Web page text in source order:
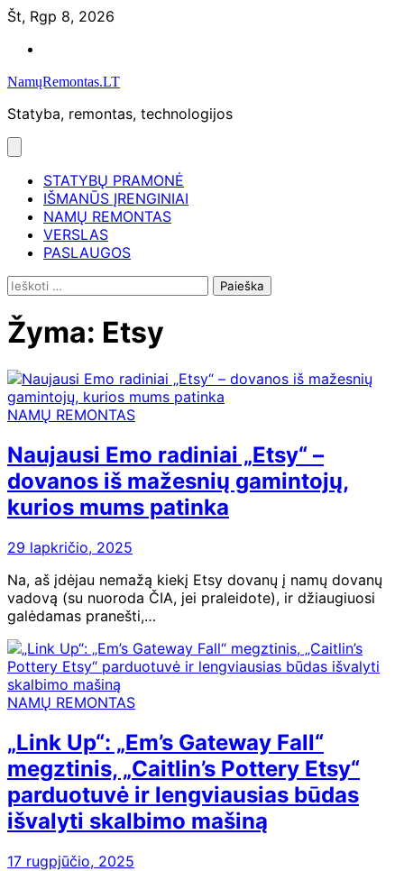
Skip
content
Št, Rgp 8, 2026
NamųRemontas.LT
Statyba, remontas, technologijos
STATYBŲ PRAMONĖ
IŠMANŪS ĮRENGINIAI
NAMŲ REMONTAS
VERSLAS
PASLAUGOS
Ieškoti:
Žyma: Etsy
NAMŲ REMONTAS
Naujausi Emo radiniai „Etsy“ –
dovanos iš mažesnių gamintojų,
kurios mums patinka
29 lapkričio, 2025
Na, aš įdėjau nemažą kiekį Etsy dovanų į namų dovanų
vadovą (su nuoroda ČIA, jei praleidote), ir džiaugiuosi
galėdamas pranešti,…
NAMŲ REMONTAS
„Link Up“: „Em’s Gateway Fall“
megztinis, „Caitlin’s Pottery Etsy“
parduotuvė ir lengviausias būdas
išvalyti skalbimo mašiną
17 rugpjūčio, 2025